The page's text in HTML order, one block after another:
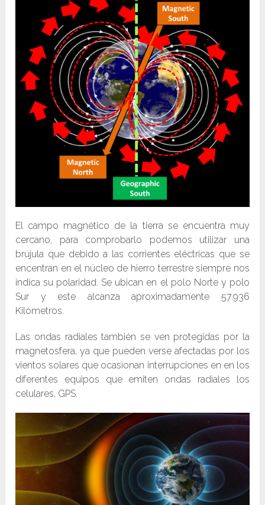
El campo magnético de la tierra se encuentra muy
cercano, para comprobarlo podemos utilizar una
brújula que debido a las corrientes eléctricas que se
encentran en el núcleo de hierro terrestre siempre nos
indica su polaridad. Se ubican en el polo Norte y polo
Sur y este alcanza aproximadamente 57.936
Kilómetros.
Las ondas radiales también se ven protegidas por la
magnetosfera, ya que pueden verse afectadas por los
vientos solares que ocasionan interrupciones en en los
diferentes equipos que emiten ondas radiales los
celulares, GPS.